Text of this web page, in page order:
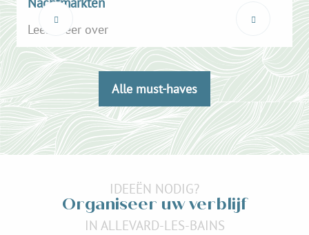
Lees meer over
Alle must-haves
IDEEËN NODIG?
Organiseer uw verblijf
IN ALLEVARD-LES-BAINS